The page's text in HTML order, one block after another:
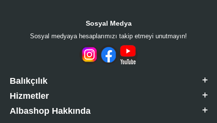
Sosyal Medya
Sosyal medyaya hesaplarımızı takip etmeyi unutmayın!
Balıkçılık
Hizmetler
Albashop Hakkında